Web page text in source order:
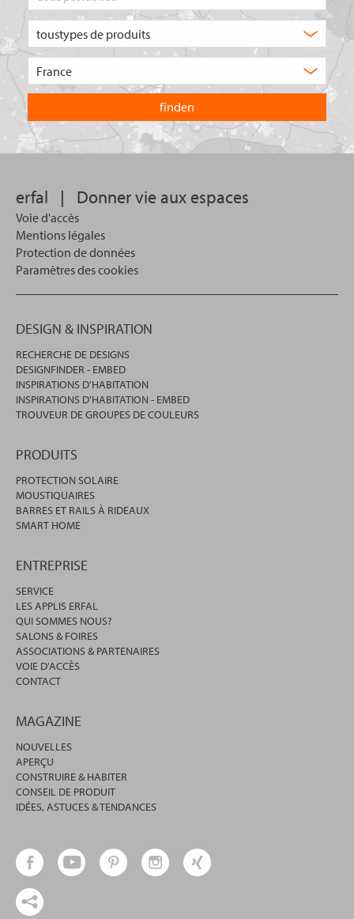
de
recherchez-
vous
?
pays
dans
lequel
vous
souhaitez
recherche.
erfal | Donner vie aux espaces
Voie d'accès
Mentions légales
Protection de données
Paramètres des cookies
DESIGN & INSPIRATION
RECHERCHE DE DESIGNS
DESIGNFINDER - EMBED
INSPIRATIONS D'HABITATION
INSPIRATIONS D'HABITATION - EMBED
TROUVEUR DE GROUPES DE COULEURS
PRODUITS
PROTECTION SOLAIRE
MOUSTIQUAIRES
BARRES ET RAILS À RIDEAUX
SMART HOME
ENTREPRISE
SERVICE
LES APPLIS ERFAL
QUI SOMMES NOUS?
SALONS & FOIRES
ASSOCIATIONS & PARTENAIRES
VOIE D'ACCÈS
CONTACT
MAGAZINE
NOUVELLES
APERÇU
CONSTRUIRE & HABITER
CONSEIL DE PRODUIT
IDÉES, ASTUCES & TENDANCES